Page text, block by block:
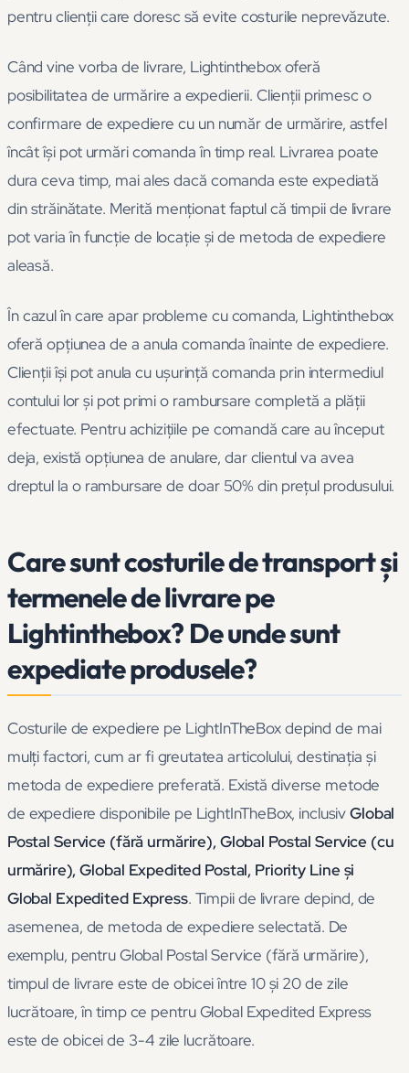
pentru clienții care doresc să evite costurile neprevăzute.
Când vine vorba de livrare, Lightinthebox oferă
posibilitatea de urmărire a expedierii. Clienții primesc o
confirmare de expediere cu un număr de urmărire, astfel
încât își pot urmări comanda în timp real. Livrarea poate
dura ceva timp, mai ales dacă comanda este expediată
din străinătate. Merită menționat faptul că timpii de livrare
pot varia în funcție de locație și de metoda de expediere
aleasă.
În cazul în care apar probleme cu comanda, Lightinthebox
oferă opțiunea de a anula comanda înainte de expediere.
Clienții își pot anula cu ușurință comanda prin intermediul
contului lor și pot primi o rambursare completă a plății
efectuate. Pentru achizițiile pe comandă care au început
deja, există opțiunea de anulare, dar clientul va avea
dreptul la o rambursare de doar 50% din prețul produsului.
Care sunt costurile de transport și
termenele de livrare pe
Lightinthebox? De unde sunt
expediate produsele?
Costurile de expediere pe LightInTheBox depind de mai
mulți factori, cum ar fi greutatea articolului, destinația și
metoda de expediere preferată. Există diverse metode
de expediere disponibile pe LightInTheBox, inclusivGlobal
Postal Service (fără urmărire), Global Postal Service (cu
urmărire), Global Expedited Postal, Priority Line și
Global Expedited Express. Timpii de livrare depind, de
asemenea, de metoda de expediere selectată. De
exemplu, pentru Global Postal Service (fără urmărire),
timpul de livrare este de obicei între 10 și 20 de zile
lucrătoare, în timp ce pentru Global Expedited Express
este de obicei de 3-4 zile lucrătoare.